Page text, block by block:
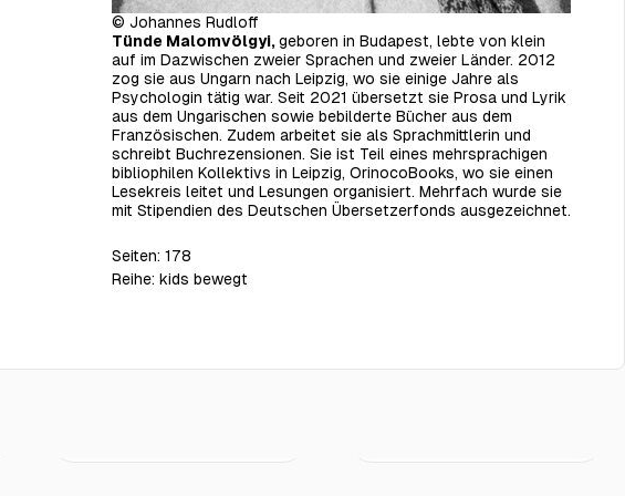
© Johannes Rudloff
Tünde Malomvölgyi,geboren in Budapest, lebte von klein
auf im Dazwischen zweier Sprachen und zweier Länder. 2012
zog sie aus Ungarn nach Leipzig, wo sie einige Jahre als
Psychologin tätig war. Seit 2021 übersetzt sie Prosa und Lyrik
aus dem Ungarischen sowie bebilderte Bücher aus dem
Französischen. Zudem arbeitet sie als Sprachmittlerin und
schreibt Buchrezensionen. Sie ist Teil eines mehrsprachigen
bibliophilen Kollektivs in Leipzig, OrinocoBooks, wo sie einen
Lesekreis leitet und Lesungen organisiert. Mehrfach wurde sie
mit Stipendien des Deutschen Übersetzerfonds ausgezeichnet.
Seiten: 178
Reihe: kids bewegt